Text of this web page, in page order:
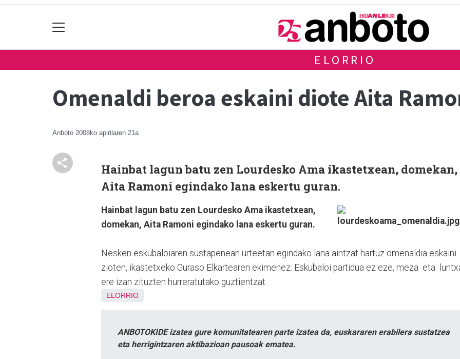
ELORRIO
Omenaldi beroa eskaini diote Aita
Anboto 2008ko apirilaren 21a
Hainbat lagun batu zen Lourdesko Ama ikastetxean, domekan,
Aita Ramoni egindako lana eskertu guran.
Hainbat lagun batu zen Lourdesko Ama ikastetxean,
domekan, Aita Ramoni egindako lana eskertu guran.
Nesken eskubaloiaren sustapenean urteetan egindako lana aintzat hartuz omenaldia eskaini
zioten, ikastetxeko Guraso Elkartearen ekimenez. Eskubaloi partidua ez eze, meza eta
ere izan zituzten hurreratutako guztientzat.
ELORRIO
ANBOTOKIDE izatea gure komunitatearen parte izatea da, euskararen erabilera sustatzea
eta herrigintzaren aktibazioan pausoak ematea.